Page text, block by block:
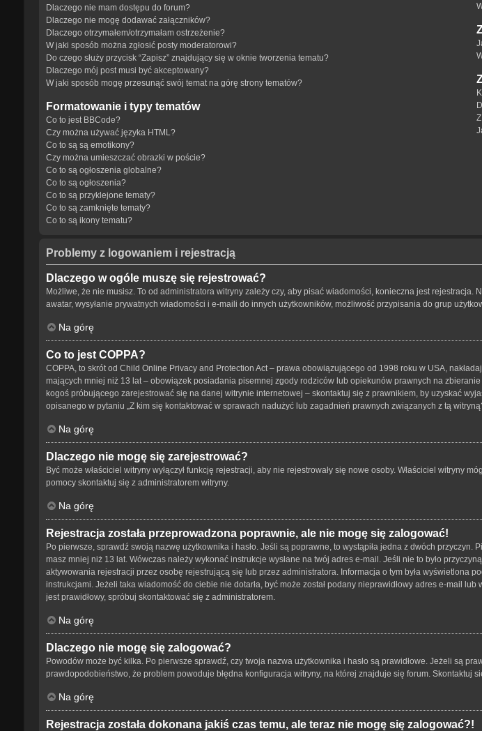
Dlaczego nie mam dostępu do forum?
Dlaczego nie mogę dodawać załączników?
Dlaczego otrzymałem/otrzymałam ostrzeżenie?
W jaki sposób można zgłosić posty moderatorowi?
Do czego służy przycisk “Zapisz” znajdujący się w oknie tworzenia tematu?
Dlaczego mój post musi być akceptowany?
W jaki sposób mogę przesunąć swój temat na górę strony tematów?
Formatowanie i typy tematów
Co to jest BBCode?
Czy można używać języka HTML?
Co to są są emotikony?
Czy można umieszczać obrazki w poście?
Co to są ogłoszenia globalne?
Co to są ogłoszenia?
Co to są przyklejone tematy?
Co to są zamknięte tematy?
Co to są ikony tematu?
Problemy z logowaniem i rejestracją
Dlaczego w ogóle muszę się rejestrować?
Możliwe, że nie musisz. To od administratora witryny zależy czy, aby pisać wiadomości, konieczna jest
awatar, wysyłanie prywatnych wiadomości i e-maili do innych użytkowników, możliwość przypisania do grup
Na górę
Co to jest COPPA?
COPPA, to skrót od Child Online Privacy and Protection Act – prawa obowiązującego od 1998 roku w USA,
mających mniej niż 13 lat – obowiązek posiadania pisemnej zgody rodziców lub opiekunów prawnych na
kogoś próbującego zarejestrować się na danej witrynie internetowej – skontaktuj się z prawnikiem, by uzyskać
opisanego w pytaniu „Z kim się kontaktować w sprawach nadużyć lub zagadnień prawnych związanych z tą
Na górę
Dlaczego nie mogę się zarejestrować?
Być może właściciel witryny wyłączył funkcję rejestracji, aby nie rejestrowały się nowe osoby. Właściciel witryny
pomocy skontaktuj się z administratorem witryny.
Na górę
Rejestracja została przeprowadzona poprawnie, ale nie mogę się zalogować!
Po pierwsze, sprawdź swoją nazwę użytkownika i hasło. Jeśli są poprawne, to wystąpiła jedna z dwóch
masz mniej niż 13 lat. Wówczas należy wykonać instrukcje wysłane na twój adres e-mail. Jeśli nie to było
aktywowania rejestracji przez osobę rejestrującą się lub przez administratora. Informacja o tym była wyświetlona
instrukcjami. Jeżeli taka wiadomość do ciebie nie dotarła, być może został podany nieprawidłowy adres e-mail
jest prawidłowy, spróbuj skontaktować się z administratorem.
Na górę
Dlaczego nie mogę się zalogować?
Powodów może być kilka. Po pierwsze sprawdź, czy twoja nazwa użytkownika i hasło są prawidłowe. Jeżeli są
prawdopodobieństwo, że problem powoduje błędna konfiguracja witryny, na której znajduje się forum. Skontaktuj
Na górę
Rejestracja została dokonana jakiś czas temu, ale teraz nie mogę się zalogować?!